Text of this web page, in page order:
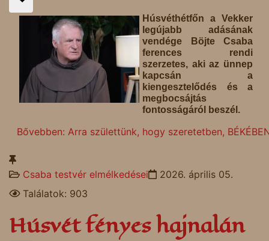
Húsvéthétfőn a Vekker
legújabb adásának
vendége Böjte Csaba
ferences rendi
szerzetes, aki az ünnep
kapcsán a
kiengesztelődés és a
megbocsájtás
fontosságáról beszél.
Bővebben: Arra születtünk, hogy szeretetben,
Csaba testvér elmélkedései
2026. április 05.
Találatok: 903
Húsvét fényes hajnalán